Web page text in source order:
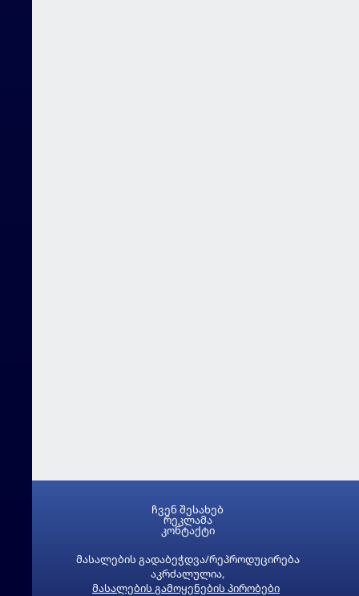
მასალების გადაბეჭდვა/რეპროდუცირება
აკრძალულია,
მასალების გამოყენების პირობები
ჩვენ შესახებ
რეკლამა
კონტაქტი